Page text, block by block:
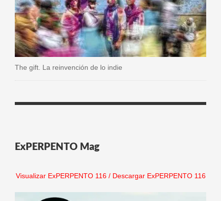
The gift. La reinvención de lo indie
ExPERPENTO Mag
Visualizar ExPERPENTO 116/ Descargar ExPERPENTO 116